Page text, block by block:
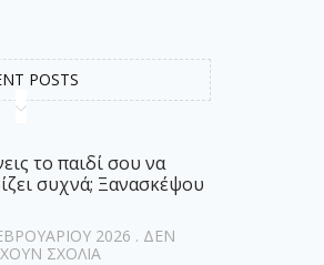
POSTS
το παιδί σου να
συχνά; Ξανασκέψου
2026
ΔΕΝ
ΣΧΌΛΙΑ